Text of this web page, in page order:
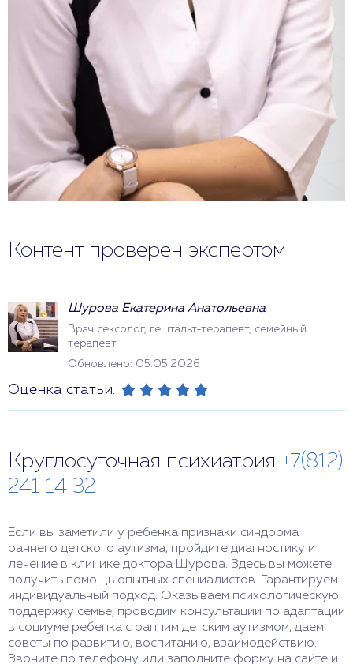
Контент проверен экспертом
Шурова Екатерина Анатольевна
Врач сексолог, гештальт-терапевт, семейный
терапевт
Обновлено: 05.05.2026
Оценка статьи:
Круглосуточная психиатрия +7(812)
241 14 32
Если вы заметили у ребенка признаки синдрома
раннего детского аутизма, пройдите диагностику и
лечение в клинике доктора Шурова. Здесь вы можете
получить помощь опытных специалистов. Гарантируем
индивидуальный подход. Оказываем психологическую
поддержку семье, проводим консультации по адаптации
в социуме ребенка с ранним детским аутизмом, даем
советы по развитию, воспитанию, взаимодействию.
Звоните по телефону или заполните форму на сайте и